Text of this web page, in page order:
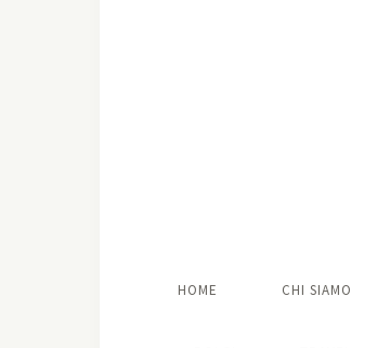
HOME CHI SIAMO